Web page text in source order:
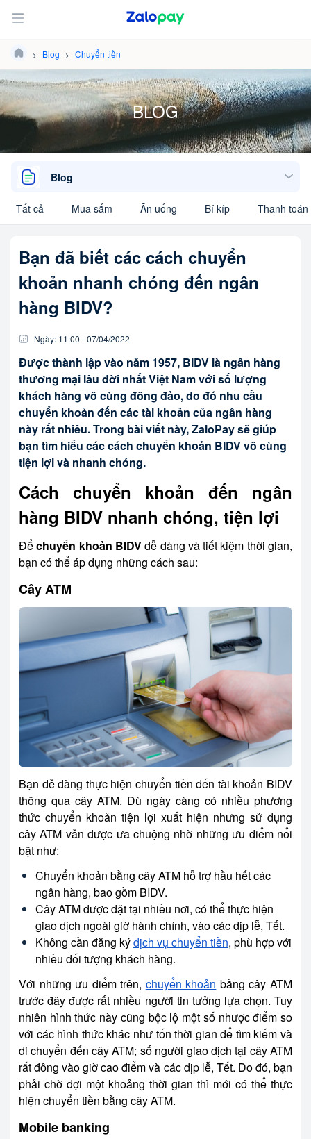
Blog Chuyển tiền
BLOG
Blog
Tất cả Mua sắm Ăn uống Bí kíp Thanh
Bạn đã biết các cách chuyển
khoản nhanh chóng đến ngân
hàng BIDV?
Ngày: 11:00 -07/04/2022
Được thành lập vào năm 1957, BIDV là ngân hàng
thương mại lâu đời nhất Việt Nam với số lượng
khách hàng vô cùng đông đảo, do đó nhu cầu
chuyển khoản đến các tài khoản của ngân hàng
này rất nhiều. Trong bài viết này, ZaloPay sẽ giúp
bạn tìm hiểu các cách chuyển khoản BIDV vô cùng
tiện lợi và nhanh chóng.
Cách chuyển khoản đến ngân
hàng BIDV nhanh chóng, tiện lợi
Đểchuyển khoản BIDVdễ dàng và tiết kiệm thời gian,
bạn có thể áp dụng những cách sau:
Cây ATM
Bạn dễ dàng thực hiện chuyển tiền đến tài khoản BIDV
thông qua cây ATM. Dù ngày càng có nhiều phương
thức chuyển khoản tiện lợi xuất hiện nhưng sử dụng
cây ATM vẫn được ưa chuộng nhờ những ưu điểm nổi
bật như:
Chuyển khoản bằng cây ATM hỗ trợ hầu hết các
ngân hàng, bao gồm BIDV.
Cây ATM được đặt tại nhiều nơi, có thể thực hiện
giao dịch ngoài giờ hành chính, vào các dịp lễ, Tết.
Không cần đăng kýdịch vụ chuyển tiền, phù hợp với
nhiều đối tượng khách hàng.
Với những ưu điểm trên, chuyển khoản bằng cây ATM
trước đây được rất nhiều người tin tưởng lựa chọn. Tuy
nhiên hình thức này cũng bộc lộ một số nhược điểm so
với các hình thức khác như tốn thời gian để tìm kiếm và
di chuyển đến cây ATM; số người giao dịch tại cây ATM
rất đông vào giờ cao điểm và các dịp lễ, Tết. Do đó, bạn
phải chờ đợi một khoảng thời gian thì mới có thể thực
hiện chuyển tiền bằng cây ATM.
Mobile banking